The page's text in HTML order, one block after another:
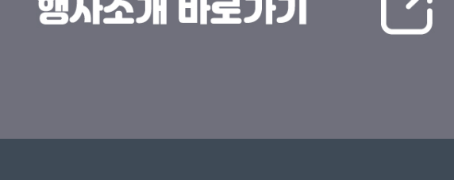
[로보틱스 미디어] 드론 라이트 쇼, 로봇 팔을 이용한 시네마틱
촬영 시스템